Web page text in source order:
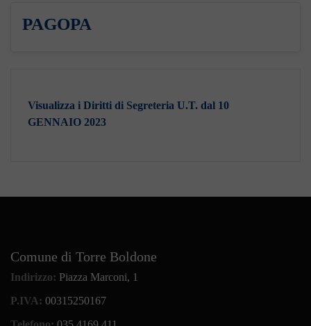
PAGOPA
Visualizza i Diritti di Segreteria U.T. dal 10
GENNAIO 2023
Comune di Torre Boldone
Indirizzo: Piazza Marconi, 1
P.IVA: 00315250167